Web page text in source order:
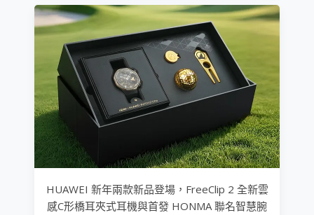
HUAWEI 新年兩款新品登場，FreeClip 2 全新雲
感C形橋耳夾式耳機與首發 HONMA 聯名智慧腕